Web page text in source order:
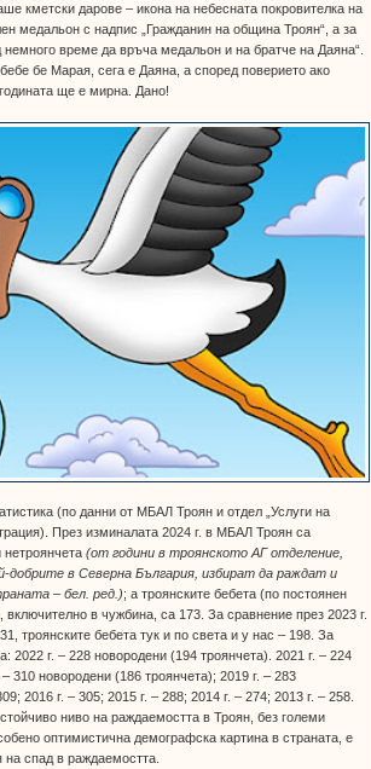
кметски дарове – икона на небесната покровителка на
медальон с надпис „Гражданин на община Троян“, а за
време да връча медальон и на братче на Даяна“.
бе Марая, сега е Даяна, а според поверието ако
ще е мирна. Дано!
(по данни от МБАЛ Троян и отдел „Услуги на
През изминалата 2024 г. в МБАЛ Троян са
нетроянчета(от години в троянското АГ отделение,
добрите в Северна България, избират да раждат и
– бел. ред.); а троянските бебета (по постоянен
включително в чужбина, са 173. За сравнение през 2023 г.
троянските бебета тук и по света и у нас – 198. За
2022 г. – 228 новородени (194 троянчета). 2021 г. – 224
310 новородени (186 троянчета); 2019 г. – 283
2016 г. – 305; 2015 г. – 288; 2014 г. – 274; 2013 г. – 258.
ниво на раждаемостта в Троян, без големи
оптимистична демографска картина в страната, е
на спад в раждаемостта.